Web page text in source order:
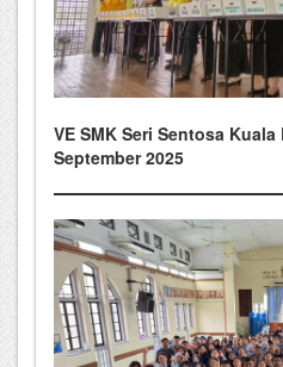
VE SMK Seri Sentosa
September 2025